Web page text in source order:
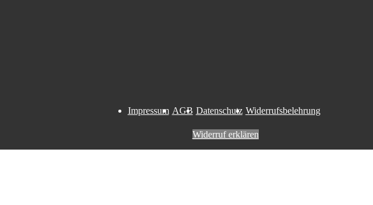
Impressum AGB Datenschutz Widerrufsbelehrung
Widerruf erklären